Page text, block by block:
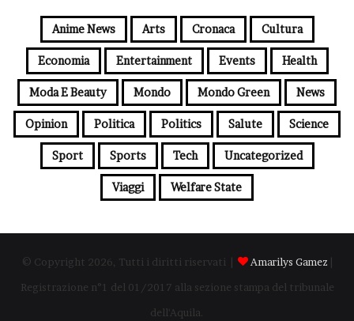
Anime News Arts Cronaca Cultura
Economia Entertainment Events Health
Moda E Beauty Mondo Mondo Green News
Opinion Politica Politics Salute Science
Sport Sports Tech Uncategorized
Viaggi Welfare State
© Copyright 2026, Tutti i diritti riservati | Amarilys Gamez
Registrazione n°1 del 01/2017 alla sezione stampa del tribunale
dell'Aquila.